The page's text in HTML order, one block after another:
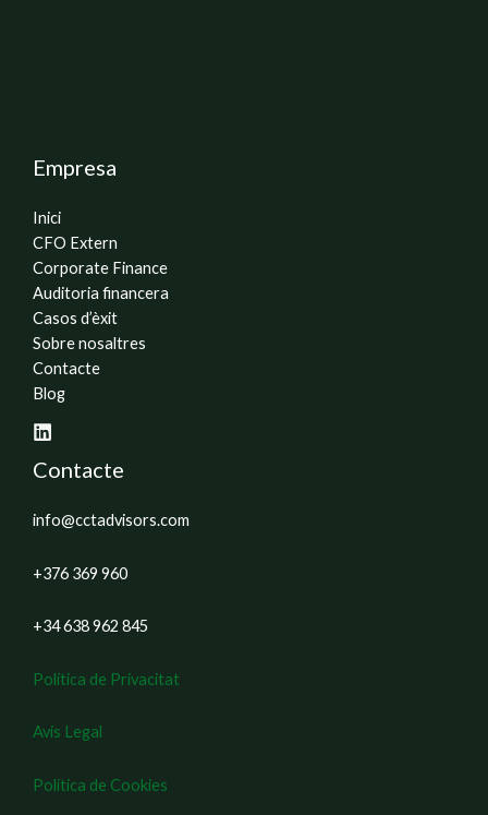
Empresa
Inici
CFO Extern
Corporate Finance
Auditoria financera
Casos d’èxit
Sobre nosaltres
Contacte
Blog
Contacte
info@cctadvisors.com
+376 369 960
+34 638 962 845
Política de Privacitat
Avís Legal
Política de Cookies